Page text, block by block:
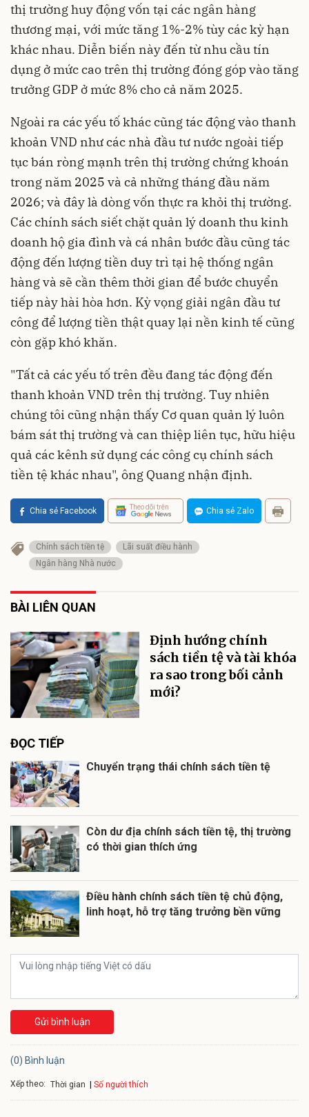
thị trường huy động vốn tại các ngân hàng
thương mại, với mức tăng 1%-2% tùy các kỳ hạn
khác nhau. Diễn biến này đến từ nhu cầu tín
dụng ở mức cao trên thị trường đóng góp vào tăng
trưởng GDP ở mức 8% cho cả năm 2025.
Ngoài ra các yếu tố khác cũng tác động vào thanh
khoản VND như các nhà đầu tư nước ngoài tiếp
tục bán ròng mạnh trên thị trường chứng khoán
trong năm 2025 và cả những tháng đầu năm
2026; và đây là dòng vốn thực ra khỏi thị trường.
Các chính sách siết chặt quản lý doanh thu kinh
doanh hộ gia đình và cá nhân bước đầu cũng tác
động đến lượng tiền duy trì tại hệ thống ngân
hàng và sẽ cần thêm thời gian để bước chuyển
tiếp này hài hòa hơn. Kỳ vọng giải ngân đầu tư
công để lượng tiền thật quay lại nền kinh tế cũng
còn gặp khó khăn.
"Tất cả các yếu tố trên đều đang tác động đến
thanh khoản VND trên thị trường. Tuy nhiên
chúng tôi cũng nhận thấy Cơ quan quản lý luôn
bám sát thị trường và can thiệp liên tục, hữu hiệu
quả các kênh sử dụng các công cụ chính sách
tiền tệ khác nhau", ông Quang nhận định.
Chia sẻ Facebook Theo dõi trên Chia sẻ Zalo
Chính sách tiền tệ
Lãi suất điều hành
Ngân hàng Nhà nước
BÀI LIÊN QUAN
Định hướng chính
sách tiền tệ và tài khóa
ra sao trong bối cảnh
mới?
ĐỌC TIẾP
Chuyển trạng thái chính sách tiền tệ
Còn dư địa chính sách tiền tệ, thị trường
có thời gian thích ứng
Điều hành chính sách tiền tệ chủ động,
linh hoạt, hỗ trợ tăng trưởng bền vững
Gửi bình luận
(0) Bình luận
Xếp theo: Thời gian Số người thích